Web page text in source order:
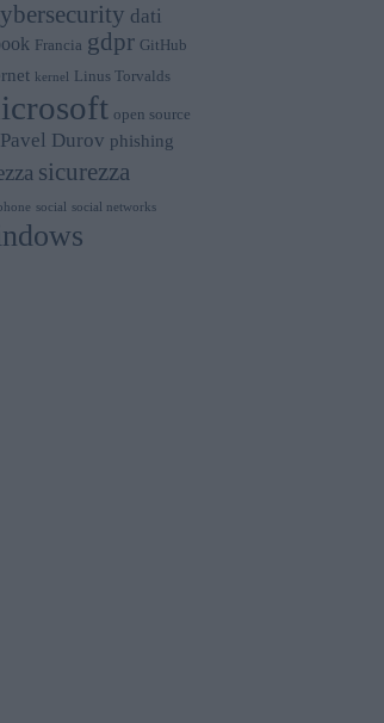
dati
Francia gdpr GitHub
kernel Linus Torvalds
open source
Pavel Durov phishing
sicurezza
social social networks